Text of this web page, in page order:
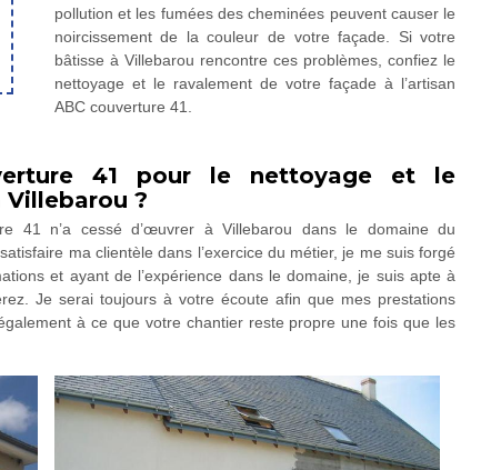
pollution et les fumées des cheminées peuvent causer le
noircissement de la couleur de votre façade. Si votre
bâtisse à Villebarou rencontre ces problèmes, confiez le
nettoyage et le ravalement de votre façade à l’artisan
ABC couverture 41.
41 pour le nettoyage et le
?
41 n’a cessé d’œuvrer à Villebarou dans le domaine du
ma clientèle dans l’exercice du métier, je me suis forgé
et ayant de l’expérience dans le domaine, je suis apte à
Je serai toujours à votre écoute afin que mes prestations
à ce que votre chantier reste propre une fois que les